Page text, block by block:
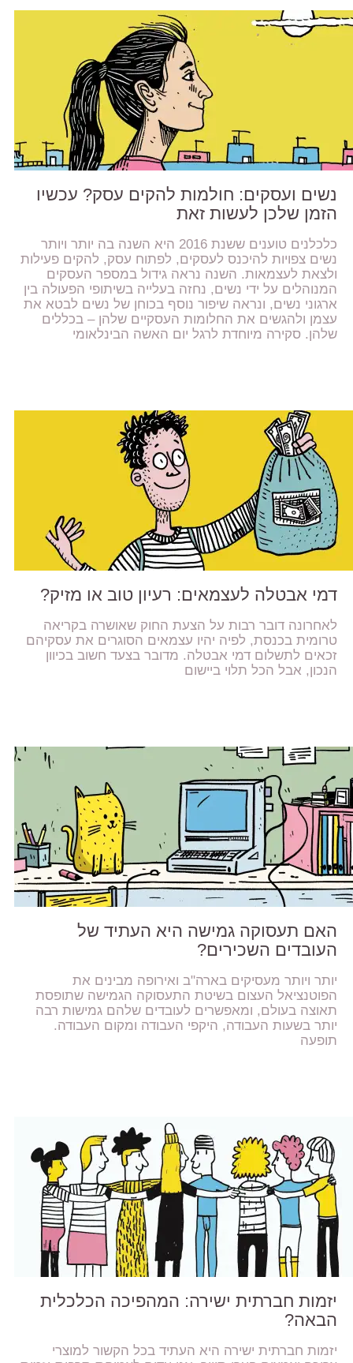
נשים ועסקים: חולמות להקים עסק? עכשיו
הזמן שלכן לעשות זאת
כלכלנים טוענים ששנת 2016 היא השנה בה יותר ויותר
נשים צפויות להיכנס לעסקים, לפתוח עסק, להקים פעילות
ולצאת לעצמאות. השנה נראה גידול במספר העסקים
המנוהלים על ידי נשים, נחזה בעלייה בשיתופי הפעולה בין
ארגוני נשים, ונראה שיפור נוסף בכוחן של נשים לבטא את
עצמן ולהגשים את החלומות העסקיים שלהן – בכללים
שלהן. סקירה מיוחדת לרגל יום האשה הבינלאומי
דמי אבטלה לעצמאים: רעיון טוב או מזיק?
לאחרונה דובר רבות על הצעת החוק שאושרה בקריאה
טרומית בכנסת, לפיה יהיו עצמאים הסוגרים את עסקיהם
זכאים לתשלום דמי אבטלה. מדובר בצעד חשוב בכיוון
הנכון, אבל הכל תלוי ביישום
האם תעסוקה גמישה היא העתיד של
העובדים השכירים?
יותר ויותר מעסיקים בארה"ב ואירופה מבינים את
הפוטנציאל העצום בשיטת התעסוקה הגמישה שתופסת
תאוצה בעולם, ומאפשרים לעובדים שלהם גמישות רבה
יותר בשעות העבודה, היקפי העבודה ומקום העבודה.
תופעה
יזמות חברתית ישירה: המהפיכה הכלכלית
הבאה?
יזמות חברתית ישירה היא העתיד בכל הקשור למוצרי